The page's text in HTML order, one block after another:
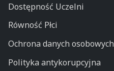
Dostępność Uczelni
Równość Płci
Ochrona danych osobowych
Polityka antykorupcyjna